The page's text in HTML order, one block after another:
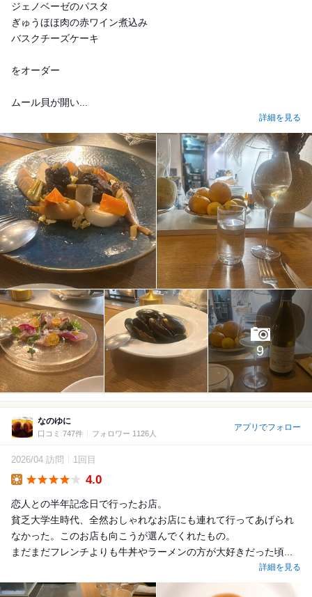
ジェノベーゼのパスタ
ぎゅうほほ肉の赤ワイン煮込み
バスクチーズケーキ
をオーダー
ムール貝が開い...
詳細を見る
9
なのゆに
口コミ 747件 フォロワー 1126人
アプリでフォロー
2026/04 訪問 1回目
4.0
恋人との半年記念日で行ったお店。
貧乏大学生時代、全然おしゃれなお店にも連れて行ってあげられ
なかった。このお店も向こうが選んでくれたもの。
まだまだフレンチよりも牛丼やラーメンの方が大好きだった頃...
詳細を見る